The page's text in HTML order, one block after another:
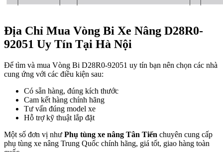
Địa Chỉ Mua Vòng Bi Xe Nâng D28R0-
92051 Uy Tín Tại Hà Nội
Để tìm và mua Vòng Bi D28R0-92051 uy tín bạn nên chọn các nhà
cung ứng với các điều kiện sau:
Có sẵn hàng, đúng kích thước
Cam kết hàng chính hãng
Tư vấn đúng model xe
Hỗ trợ kỹ thuật lắp đặt
Một số đơn vị như Phụ tùng xe nâng Tân Tiến chuyên cung cấp
phụ tùng xe nâng Trung Quốc chính hãng, giá tốt, giao hàng toàn